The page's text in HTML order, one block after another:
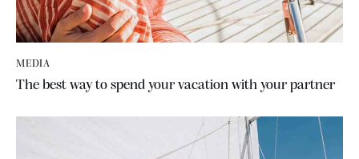
MEDIA
The best way to spend your vacation with your partner